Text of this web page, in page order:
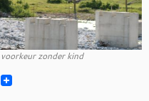
zonder kind
T
w